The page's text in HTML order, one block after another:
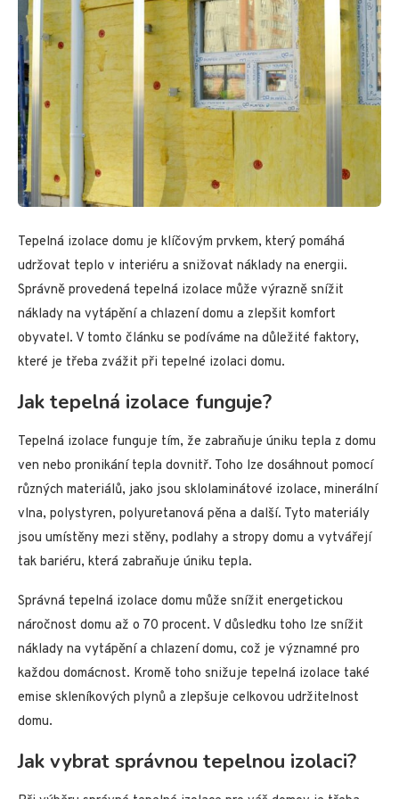
Tepelná izolace domu je klíčovým prvkem, který pomáhá
udržovat teplo v interiéru a snižovat náklady na energii.
Správně provedená tepelná izolace může výrazně snížit
náklady na vytápění a chlazení domu a zlepšit komfort
obyvatel. V tomto článku se podíváme na důležité faktory,
které je třeba zvážit při tepelné izolaci domu.
Jak tepelná izolace funguje?
Tepelná izolace funguje tím, že zabraňuje úniku tepla z domu
ven nebo pronikání tepla dovnitř. Toho lze dosáhnout pomocí
různých materiálů, jako jsou sklolaminátové izolace, minerální
vlna, polystyren, polyuretanová pěna a další. Tyto materiály
jsou umístěny mezi stěny, podlahy a stropy domu a vytvářejí
tak bariéru, která zabraňuje úniku tepla.
Správná tepelná izolace domu může snížit energetickou
náročnost domu až o 70 procent. V důsledku toho lze snížit
náklady na vytápění a chlazení domu, což je významné pro
každou domácnost. Kromě toho snižuje tepelná izolace také
emise skleníkových plynů a zlepšuje celkovou udržitelnost
domu.
Jak vybrat správnou tepelnou izolaci?